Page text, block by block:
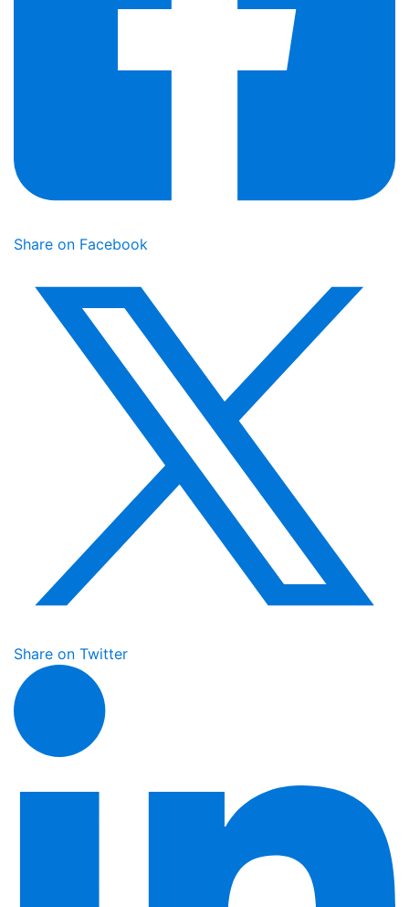
Share on Facebook
Share on Twitter